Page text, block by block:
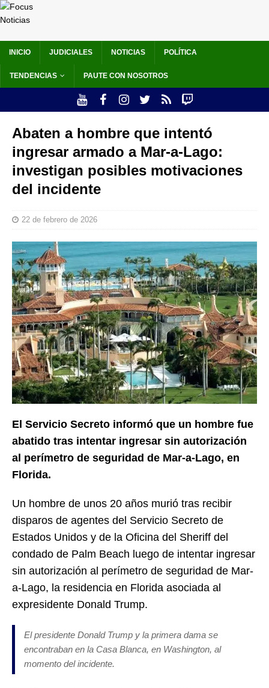
INICIO JUDICIALES NOTICIAS POLÍTICA
TENDENCIAS PAUTE CON NOSOTROS
Abaten a hombre que intentó
ingresar armado a Mar-a-Lago:
investigan posibles motivaciones
del incidente
22 de febrero de 2026
El Servicio Secreto informó que un hombre fue
abatido tras intentar ingresar sin autorización
al perímetro de seguridad de Mar-a-Lago, en
Florida.
Un hombre de unos 20 años murió tras recibir
disparos de agentes del Servicio Secreto de
Estados Unidos y de la Oficina del Sheriff del
condado de Palm Beach luego de intentar ingresar
sin autorización al perímetro de seguridad de Mar-
a-Lago, la residencia en Florida asociada al
expresidente Donald Trump.
El presidente Donald Trump y la primera dama se
encontraban en la Casa Blanca, en Washington, al
momento del incidente.